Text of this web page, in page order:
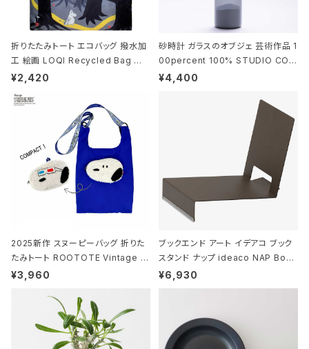
折りたたみトート エコバッグ 撥水加
工 絵画 LOQI Recycled Bag ロ
ーキー 大きめ トートバッグ MOOMI
¥2,420
砂時計 ガラスのオブジェ 芸術作品 1
00percent 100% STUDIO COH
AKU Timeless 100パーセント ス
¥4,400
2025新作 スヌーピーバッグ 折りた
たみトート ROOTOTE Vintage P
EANUTS ROO-shopper mid 84
ド.ピーナッツ-0P 3Dグラス
¥3,960
ブックエンド アート イデアコ ブック
スタンド ナップ ideaco NAP Book
stand ブラウン
¥6,930